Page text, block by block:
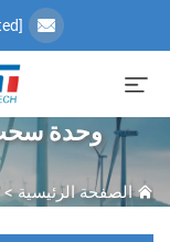
[email protected]
وحدة
الصفحة الرئيسية>